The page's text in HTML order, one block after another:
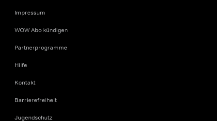
Impressum
WOW Abo kündigen
Partnerprogramme
Hilfe
Kontakt
Barrierefreiheit
Jugendschutz